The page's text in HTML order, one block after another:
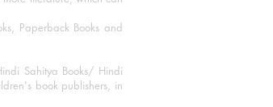
Paperback Books and
Sahitya Books/ Hindi
book publishers, in